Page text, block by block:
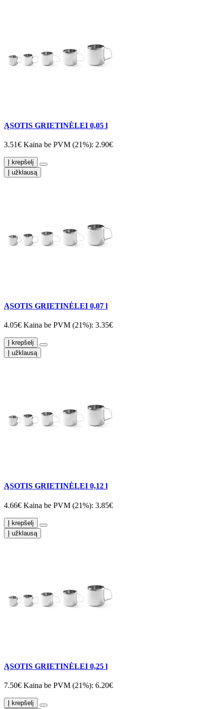
ĄSOTIS GRIETINĖLEI 0,05 l
3.51€ Kaina be PVM (21%): 2.90€
Į krepšelį
Į užklausą
ĄSOTIS GRIETINĖLEI 0,07 l
4.05€ Kaina be PVM (21%): 3.35€
Į krepšelį
Į užklausą
ĄSOTIS GRIETINĖLEI 0,12 l
4.66€ Kaina be PVM (21%): 3.85€
Į krepšelį
Į užklausą
ĄSOTIS GRIETINĖLEI 0,25 l
7.50€ Kaina be PVM (21%): 6.20€
Į krepšelį